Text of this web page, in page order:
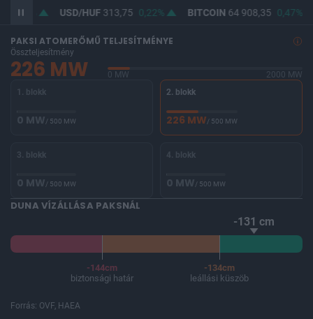
0,14% USD/HUF313,75 0,22% BITCOIN64 908,35 0,47%
PAKSI ATOMERŐMŰ TELJESÍTMÉNYE
Összteljesítmény
226 MW 0 MW
2000 MW
1. blokk
0 MW/ 500 MW
2. blokk
226 MW/ 500 MW
3. blokk
0 MW/ 500 MW
4. blokk
0 MW/ 500 MW
DUNA VÍZÁLLÁSA PAKSNÁL
-131 cm
-144cm
biztonsági határ
-134cm
leállási küszöb
Forrás: OVF, HAEA